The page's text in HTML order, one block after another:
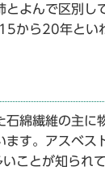
とよんで区別し
から20年とい
石綿繊維の主に
ます。アスベス
ことが知られ